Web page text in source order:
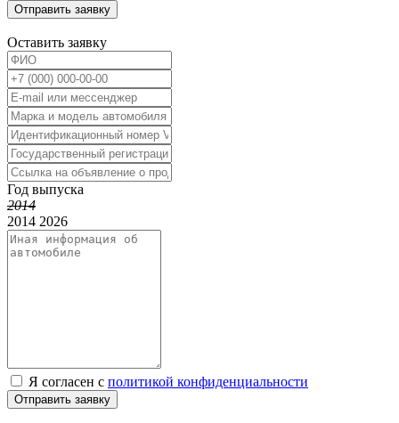
Отправить заявку
Оставить заявку
Год выпуска
2014
2014 2026
Я согласен с политикой конфиденциальности
Отправить заявку